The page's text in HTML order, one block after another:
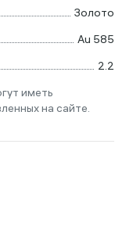
Золото
Au 585
2.2
иметь
на сайте.